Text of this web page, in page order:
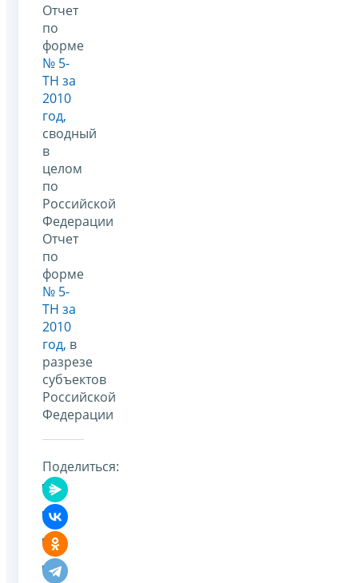
Отчет
по
форме
№ 5-
ТН за
2010
год,
сводный
в
целом
по
Российской
Федерации
Отчет
по
форме
№ 5-
ТН за
2010
год, в
разрезе
субъектов
Российской
Федерации
Поделиться: